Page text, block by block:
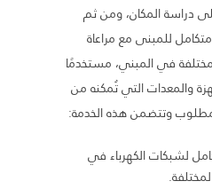
دراسة المكان، ومن ثم
للمبنى مع مراعاة
في المبني، مستخدمًا
والمعدات التي تُمكنه من
وتتضمن هذه الخدمة:
لشبكات الكهرباء في